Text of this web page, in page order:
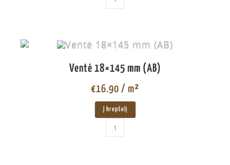
Ventė 18×145 mm (AB)
€16.90 / m²
Į krepšelį